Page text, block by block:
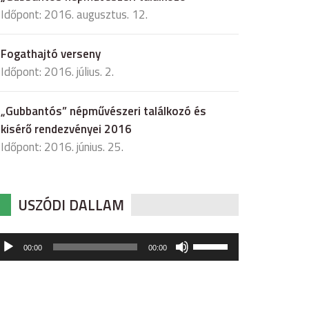
Időpont: 2016. augusztus. 12.
Fogathajtó verseny
Időpont: 2016. július. 2.
„Gubbantós” népművészeri találkozó és
kisérő rendezvényei 2016
Időpont: 2016. június. 25.
USZÓDI DALLAM
00:00 00:00
hangerő